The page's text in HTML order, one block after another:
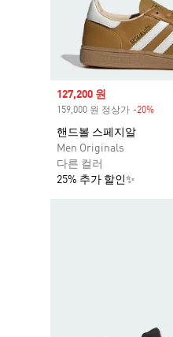
Sale price
127,200 원
159,000 원 정상가 -20%
핸드볼 스페지알
Men Originals
다른 컬러
25% 추가 할인✨